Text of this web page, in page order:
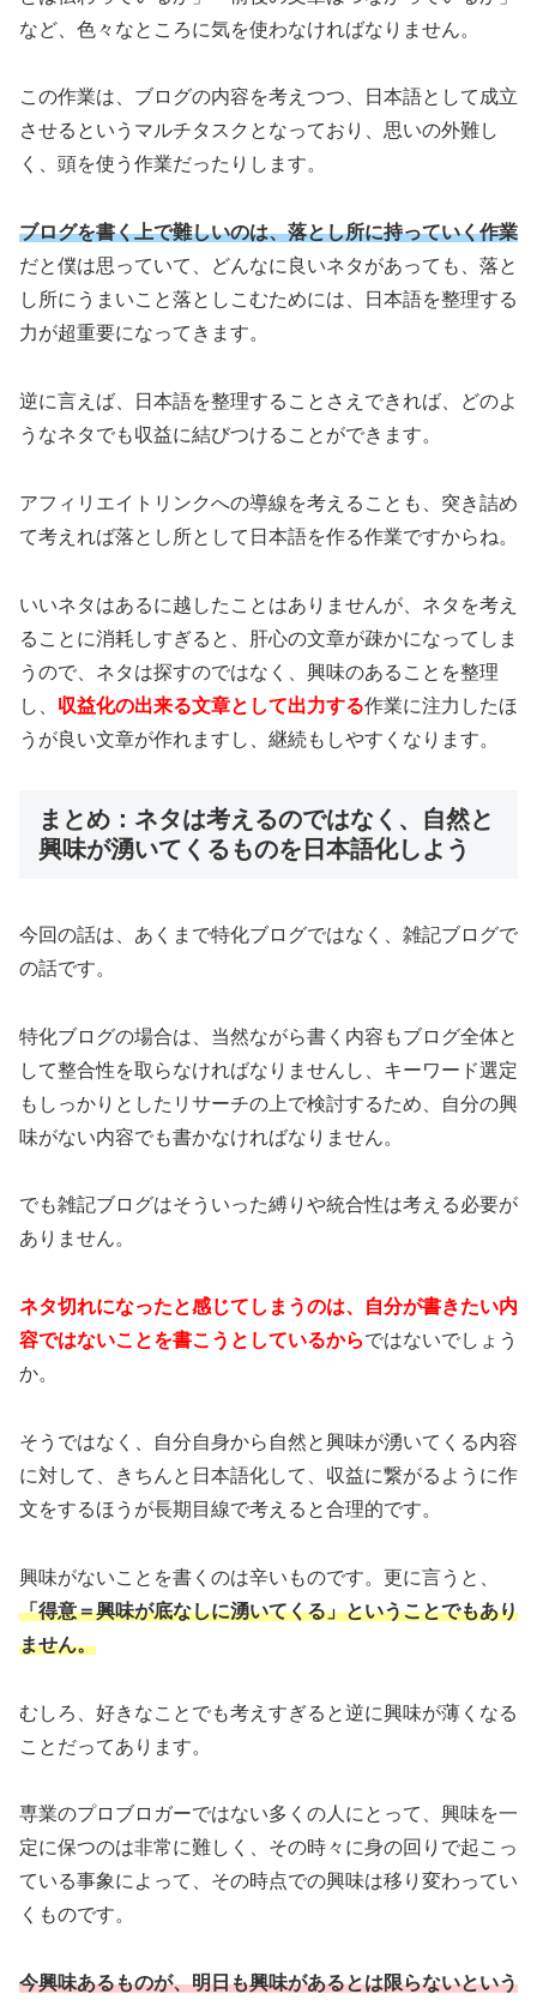
など、色々なところに気を使わなければなりません。
この作業は、ブログの内容を考えつつ、日本語として成立
させるというマルチタスクとなっており、思いの外難し
く、頭を使う作業だったりします。
ブログを書く上で難しいのは、落とし所に持っていく作業
だと僕は思っていて、どんなに良いネタがあっても、落と
し所にうまいこと落としこむためには、日本語を整理する
力が超重要になってきます。
逆に言えば、日本語を整理することさえできれば、どのよ
うなネタでも収益に結びつけることができます。
アフィリエイトリンクへの導線を考えることも、突き詰め
て考えれば落とし所として日本語を作る作業ですからね。
いいネタはあるに越したことはありませんが、ネタを考え
ることに消耗しすぎると、肝心の文章が疎かになってしま
うので、ネタは探すのではなく、興味のあることを整理
し、 収益化の出来る文章として出力する作業に注力したほ
うが良い文章が作れますし、継続もしやすくなります。
まとめ：ネタは考えるのではなく、自然と
興味が湧いてくるものを日本語化しよう
今回の話は、あくまで特化ブログではなく、雑記ブログで
の話です。
特化ブログの場合は、当然ながら書く内容もブログ全体と
して整合性を取らなければなりませんし、キーワード選定
もしっかりとしたリサーチの上で検討するため、自分の興
味がない内容でも書かなければなりません。
でも雑記ブログはそういった縛りや統合性は考える必要が
ありません。
ネタ切れになったと感じてしまうのは、自分が書きたい内
容ではないことを書こうとしているからではないでしょう
か。
そうではなく、自分自身から自然と興味が湧いてくる内容
に対して、きちんと日本語化して、収益に繋がるように作
文をするほうが長期目線で考えると合理的です。
興味がないことを書くのは辛いものです。更に言うと、
「得意＝興味が底なしに湧いてくる」ということでもあり
ません。
むしろ、好きなことでも考えすぎると逆に興味が薄くなる
ことだってあります。
専業のプロブロガーではない多くの人にとって、興味を一
定に保つのは非常に難しく、その時々に身の回りで起こっ
ている事象によって、その時点での興味は移り変わってい
くものです。
今興味あるものが、明日も興味があるとは限らないという